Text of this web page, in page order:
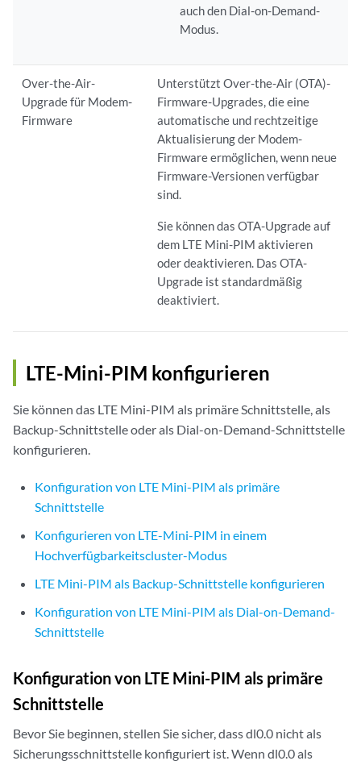
auch den Dial-on-Demand-
Modus.
Over-the-Air-
Upgrade für Modem-
Firmware
Unterstützt Over-the-Air (OTA)-
Firmware-Upgrades, die eine
automatische und rechtzeitige
Aktualisierung der Modem-
Firmware ermöglichen, wenn neue
Firmware-Versionen verfügbar
sind.
Sie können das OTA-Upgrade auf
dem LTE Mini-PIM aktivieren
oder deaktivieren. Das OTA-
Upgrade ist standardmäßig
deaktiviert.
LTE-Mini-PIM konfigurieren
Sie können das LTE Mini-PIM als primäre Schnittstelle, als
Backup-Schnittstelle oder als Dial-on-Demand-Schnittstelle
konfigurieren.
Konfiguration von LTE Mini-PIM als primäre
Schnittstelle
Konfigurieren von LTE-Mini-PIM in einem
Hochverfügbarkeitscluster-Modus
LTE Mini-PIM als Backup-Schnittstelle konfigurieren
Konfiguration von LTE Mini-PIM als Dial-on-Demand-
Schnittstelle
Konfiguration von LTE Mini-PIM als primäre
Schnittstelle
Bevor Sie beginnen, stellen Sie sicher, dass dl0.0 nicht als
Sicherungsschnittstelle konfiguriert ist. Wenn dl0.0 als